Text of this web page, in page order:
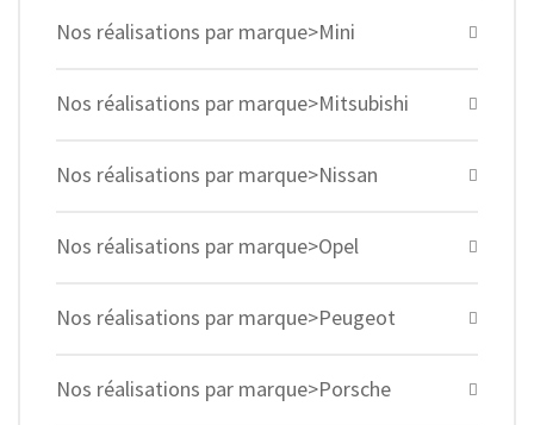
Nos réalisations par marque>Mini
Nos réalisations par marque>Mitsubishi
Nos réalisations par marque>Nissan
Nos réalisations par marque>Opel
Nos réalisations par marque>Peugeot
Nos réalisations par marque>Porsche